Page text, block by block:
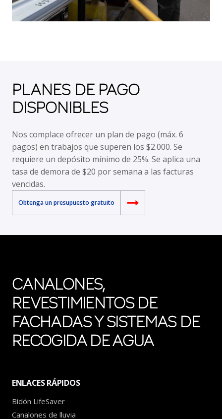
PLANES DE PAGO
DISPONIBLES
Nos complace ofrecer un plan de pago (máx. 6
pagos) en trabajos que superen los $2.000. Se
requiere un depósito mínimo de 25%. Se aplica una
tasa de demora de $20 por semana a las facturas
vencidas.
Obtenga un presupuesto gratuito
CANALONES,
REVESTIMIENTOS DE
FACHADAS Y SISTEMAS DE
RECOGIDA DE AGUA
ENLACES RÁPIDOS
Bidón LifeSaver
Canalones de lluvia